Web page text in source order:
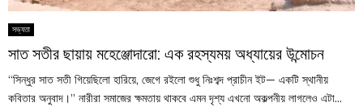
সভ্যতা
সাত সতীর ছায়ায় মহেঞ্জোদারো: এক রহস্যময় অধ্যায়ের উন্মোচন
“সিন্ধুর সাত সতী গিয়েছিলো হারিয়ে, জেগে রইলো শুধু নিঃশব্দ প্রাচীন ইট— একটি স্থানীয়
কবিতার অনুবাদ।” নারীরা সমাজের ক্ষমতায় থাকবে এমন দৃশ্য এখনো অকল্পনীয় লাগলেও এটা...